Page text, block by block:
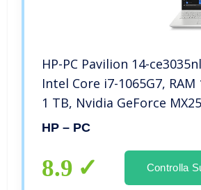
HP-PC Pavilion 14-
Intel Core i7-1065G7, RAM
1 TB, Nvidia GeForce
Windows 10 Home,
HDMI, Webcam, Argento
HP – PC
8.9 Controlla